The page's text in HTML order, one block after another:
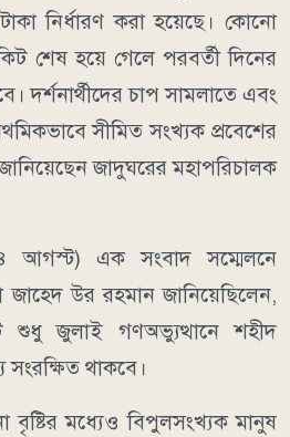
নির্ধারণ করা হয়েছে। কোনো
শেষ হয়ে গেলে পরবর্তী দিনের
দর্শনার্থীদের চাপ সামলাতে এবং
সীমিত সংখ্যক প্রবেশের
জাদুঘরের মহাপরিচালক
আগস্ট) এক সংবাদ সম্মেলনে
জাহেদ উর রহমান জানিয়েছিলেন,
শুধু জুলাই গণঅভ্যুত্থানে শহীদ
থাকবে।
বৃষ্টির মধ্যেও বিপুলসংখ্যক মানুষ